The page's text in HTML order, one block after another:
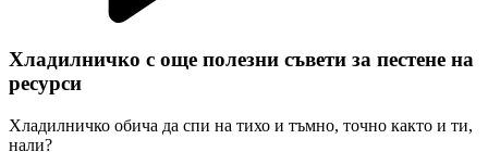
Хладилничко с още полезни съвети за пестене на
ресурси
Хладилничко обича да спи на тихо и тъмно, точно както и ти,
нали?